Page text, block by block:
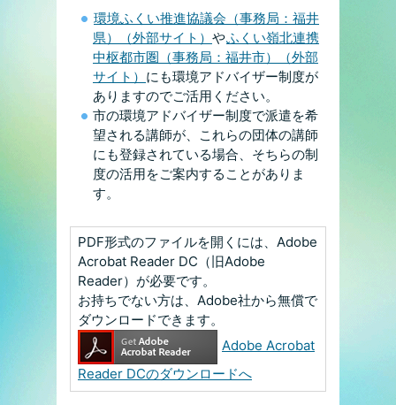
環境ふくい推進協議会（事務局：福井
県）（外部サイト） やふくい嶺北連携
中枢都市圏（事務局：福井市）（外部
サイト） にも環境アドバイザー制度が
ありますのでご活用ください。
市の環境アドバイザー制度で派遣を希
望される講師が、これらの団体の講師
にも登録されている場合、そちらの制
度の活用をご案内することがありま
す。
PDF形式のファイルを開くには、Adobe
Acrobat Reader DC（旧Adobe
Reader）が必要です。
お持ちでない方は、Adobe社から無償で
ダウンロードできます。
Adobe Acrobat
Reader DCのダウンロードへ